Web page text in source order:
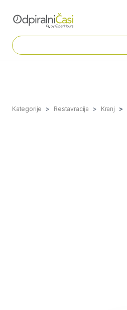
Kategorije Restavracija Kranj